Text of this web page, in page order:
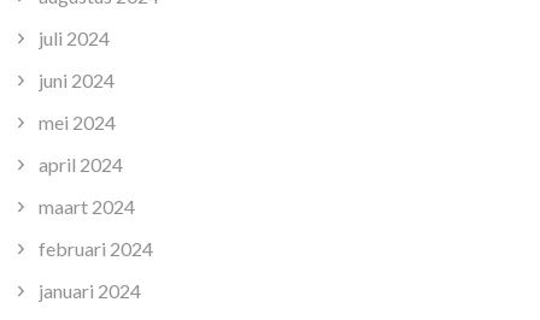
juli 2024
juni 2024
mei 2024
april 2024
maart 2024
februari 2024
januari 2024